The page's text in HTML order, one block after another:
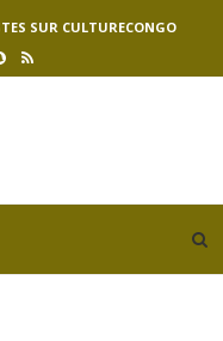
SUR CULTURECONGO